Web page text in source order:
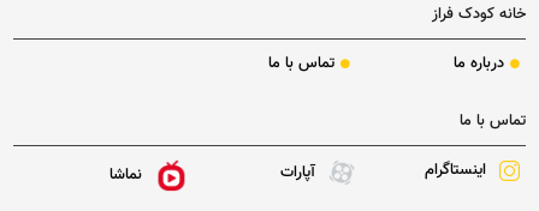
خانه کودک فراز
درباره ما تماس با ما
تماس با ما
اینستاگرام آپارات نماشا